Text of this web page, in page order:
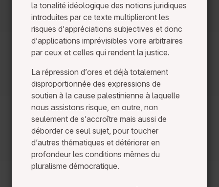
la tonalité idéologique des notions juridiques
introduites par ce texte multiplieront les
risques d’appréciations subjectives et donc
d’applications imprévisibles voire arbitraires
par ceux et celles qui rendent la justice.
La répression d’ores et déjà totalement
disproportionnée des expressions de
soutien à la cause palestinienne à laquelle
nous assistons risque, en outre, non
seulement de s’accroître mais aussi de
déborder ce seul sujet, pour toucher
d’autres thématiques et détériorer en
profondeur les conditions mêmes du
pluralisme démocratique.